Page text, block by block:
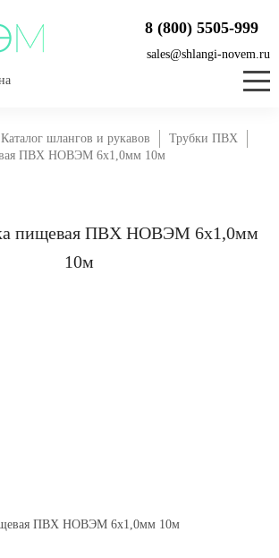
8 (800) 5505-999
sales@shlangi-novem.ru
Каталог шлангов и рукавов
Трубки ПВХ
ПВХ НОВЭМ 6x1,0мм 10м
пищевая ПВХ НОВЭМ 6x1,0мм
10м